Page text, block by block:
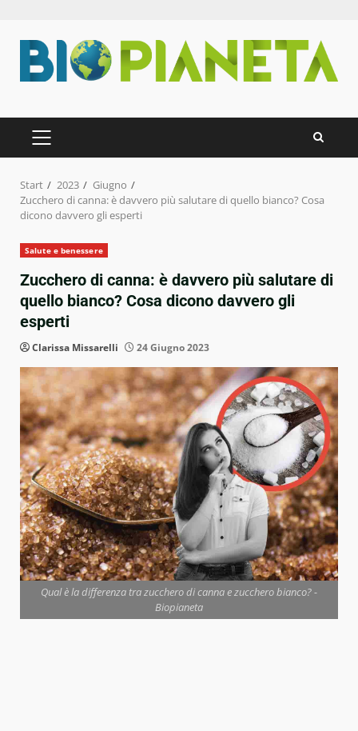
Inhalt
springen
PRIMÄRES
MENÜ
Start 2023
Giugno
Zucchero di canna: è davvero più salutare di quello bianco? Cosa
dicono davvero gli esperti
Salute e benessere
Zucchero di canna: è davvero più salutare di
quello bianco? Cosa dicono davvero gli
esperti
Clarissa Missarelli 24 Giugno 2023
Qual è la differenza tra zucchero di canna e zucchero bianco? -
Biopianeta